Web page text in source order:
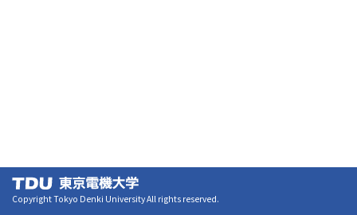
Copyright Tokyo Denki University All rights reserved.